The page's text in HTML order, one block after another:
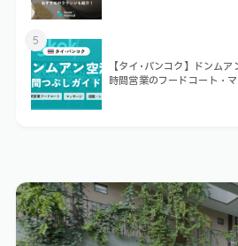
5
【タイ･バンコク】ドンム
時間営業のフードコート・